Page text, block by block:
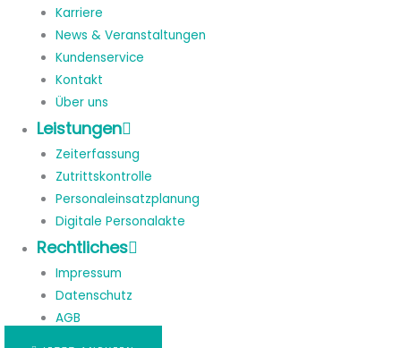
Karriere
News & Veranstaltungen
Kundenservice
Kontakt
Über uns
Leistungen
Zeiterfassung
Zutrittskontrolle
Personaleinsatzplanung
Digitale Personalakte
Rechtliches
Impressum
Datenschutz
AGB